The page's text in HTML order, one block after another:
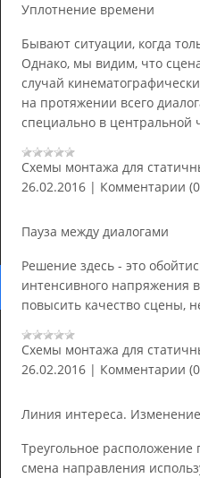
Уплотнение времени
Бывают ситуации, когда
Однако, мы видим, что
случай
на протяжении всего
специально в центральной
Схемы монтажа для
26.02.2016 | Комментарии
Пауза между диалогами
Решение здесь - это
интенсивного напряжения
повысить качество сцены,
Схемы монтажа для
26.02.2016 | Комментарии
Линия интереса.
Треугольное расположение
смена направления